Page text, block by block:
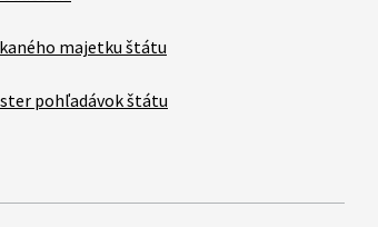
majetku štátu
pohľadávok štátu